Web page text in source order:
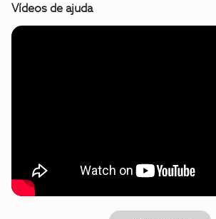
Vídeos de ajuda